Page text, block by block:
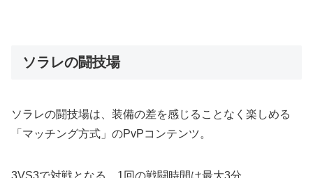
ソラレの闘技場
ソラレの闘技場は、装備の差を感じることなく楽しめる
「マッチング方式」のPvPコンテンツ。